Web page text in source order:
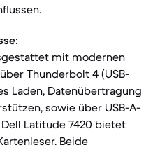
mit modernen
Thunderbolt 4 (USB-
Laden, Datenübertragung
sowie über USB-A-
Latitude 7420 bietet
Beide